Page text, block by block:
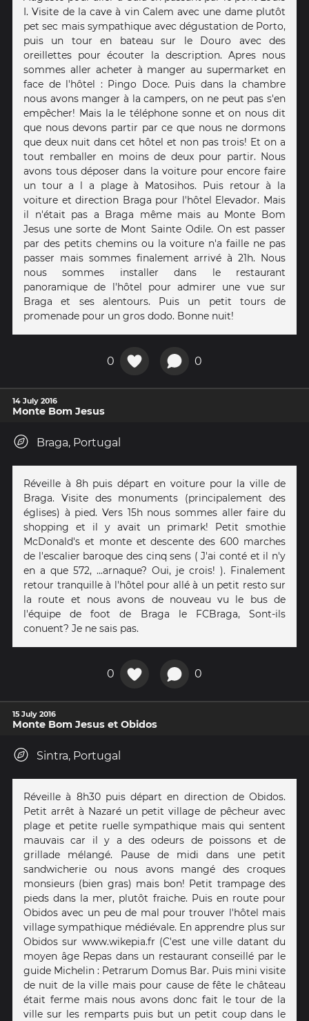
I. Visite de la cave à vin Calem avec une dame plutôt
pet sec mais sympathique avec dégustation de Porto,
puis un tour en bateau sur le Douro avec des
oreillettes pour écouter la description. Apres nous
sommes aller acheter à manger au supermarket en
face de l'hôtel : Pingo Doce. Puis dans la chambre
nous avons manger à la campers, on ne peut pas s'en
empêcher! Mais la le téléphone sonne et on nous dit
que nous devons partir par ce que nous ne dormons
que deux nuit dans cet hôtel et non pas trois! Et on a
tout remballer en moins de deux pour partir. Nous
avons tous déposer dans la voiture pour encore faire
un tour a l a plage à Matosihos. Puis retour à la
voiture et direction Braga pour l'hôtel Elevador. Mais
il n'était pas a Braga même mais au Monte Bom
Jesus une sorte de Mont Sainte Odile. On est passer
par des petits chemins ou la voiture n'a faille ne pas
passer mais sommes finalement arrivé à 21h. Nous
nous sommes installer dans le restaurant
panoramique de l'hôtel pour admirer une vue sur
Braga et ses alentours. Puis un petit tours de
promenade pour un gros dodo. Bonne nuit!
0 0
14 July 2016
Monte Bom Jesus
Braga, Portugal
Réveille à 8h puis départ en voiture pour la ville de
Braga. Visite des monuments (principalement des
églises) à pied. Vers 15h nous sommes aller faire du
shopping et il y avait un primark! Petit smothie
McDonald's et monte et descente des 600 marches
de l'escalier baroque des cinq sens ( J'ai conté et il n'y
en a que 572, ...arnaque? Oui, je crois! ). Finalement
retour tranquille à l'hôtel pour allé à un petit resto sur
la route et nous avons de nouveau vu le bus de
l'équipe de foot de Braga le FCBraga, Sont-ils
conuent? Je ne sais pas.
0 0
15 July 2016
Monte Bom Jesus et Obidos
Sintra, Portugal
Réveille à 8h30 puis départ en direction de Obidos.
Petit arrêt à Nazaré un petit village de pêcheur avec
plage et petite ruelle sympathique mais qui sentent
mauvais car il y a des odeurs de poissons et de
grillade mélangé. Pause de midi dans une petit
sandwicherie ou nous avons mangé des croques
monsieurs (bien gras) mais bon! Petit trampage des
pieds dans la mer, plutôt fraiche. Puis en route pour
Obidos avec un peu de mal pour trouver l'hôtel mais
village sympathique médiévale. En apprendre plus sur
Obidos sur www.wikepia.fr (C'est une ville datant du
moyen âge Repas dans un restaurant conseillé par le
guide Michelin : Petrarum Domus Bar. Puis mini visite
de nuit de la ville mais pour cause de fête le château
était ferme mais nous avons donc fait le tour de la
ville sur les remparts puis but un petit coup dans le